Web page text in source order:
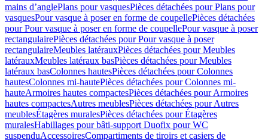
mains d’anglePlans pour vasquesPièces détachées pour Plans pour
vasquesPour vasque à poser en forme de coupellePièces détachées
pour Pour vasque à poser en forme de coupellePour vasque à poser
rectangulairePièces détachées pour Pour vasque à poser
rectangulaireMeubles latérauxPièces détachées pour Meubles
latérauxMeubles latéraux basPièces détachées pour Meubles
latéraux basColonnes hautesPièces détachées pour Colonnes
hautesColonnes mi-hautePièces détachées pour Colonnes mi-
hauteArmoires hautes compactesPièces détachées pour Armoires
hautes compactesAutres meublesPièces détachées pour Autres
meublesÉtagères muralesPièces détachées pour Étagères
muralesHabillages pour bâti-support Duofix pour WC
suspenduAccessoiresCompartiments de tiroirs et casiers de